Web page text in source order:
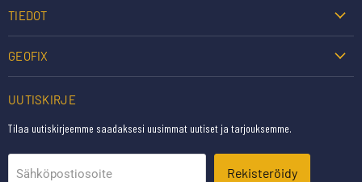
TIEDOT
GEOFIX
UUTISKIRJE
Tilaa uutiskirjeemme saadaksesi uusimmat uutiset ja tarjouksemme.
Sähköpostiosoite Rekisteröidy